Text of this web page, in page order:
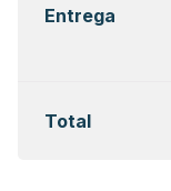
Entrega
Total